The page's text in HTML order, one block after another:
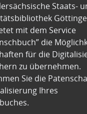
Staats-
mit dem Service
die
für die
zu übernehmen.
Sie die
Ihres